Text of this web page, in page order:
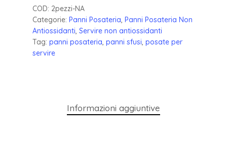
COD: 2pezzi-NA
Categorie: Panni Posateria, Panni Posateria Non
Antiossidanti, Servire non antiossidanti
Tag: panni posateria, panni sfusi, posate per
servire
Informazioni aggiuntive